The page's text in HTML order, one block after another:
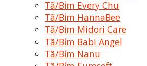
Tã/Bỉm Every Chu
Tã/Bỉm HannaBee
Tã/Bỉm Midori Care
Tã/Bỉm Babi Angel
Tã/Bỉm Nanu